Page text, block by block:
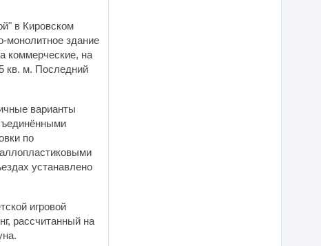
в Кировском
монолитное здание
коммерческие, на
кв. м. Последний
варианты
по
устанавлено
игровой
рассчитанный на